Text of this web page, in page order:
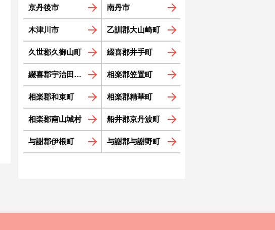
京丹後市 南丹市
木津川市 乙訓郡大山崎町
久世郡久御山町 綴喜郡井手町
綴喜郡宇治田原町 相楽郡笠置町
相楽郡和束町 相楽郡精華町
相楽郡南山城村 船井郡京丹波町
与謝郡伊根町 与謝郡与謝野町